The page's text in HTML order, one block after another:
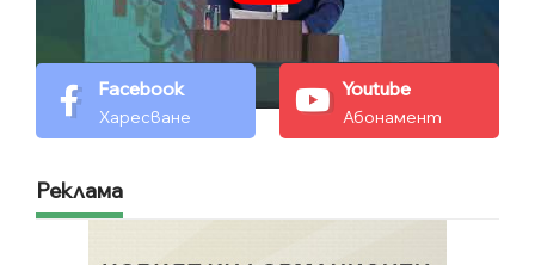
Facebook
Харесване
Youtube
Абонамент
Реклама